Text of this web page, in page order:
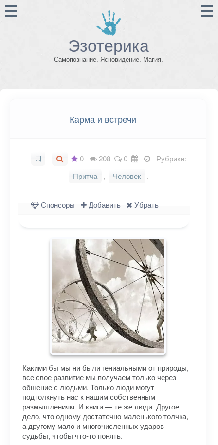
Эзотерика
Самопознание. Ясновидение. Магия.
Карма и встречи
0 208 0
Рубрики:
Притча
, Человек .
Спонсоры Добавить Убрать
Какими бы мы ни были гениальными от природы,
все свое развитие мы получаем только через
общение с людьми. Только люди могут
подтолкнуть нас к нашим собственным
размышлениям. И книги — те же люди. Другое
дело, что одному достаточно маленького толчка,
а другому мало и многочисленных ударов
судьбы, чтобы что-то понять.